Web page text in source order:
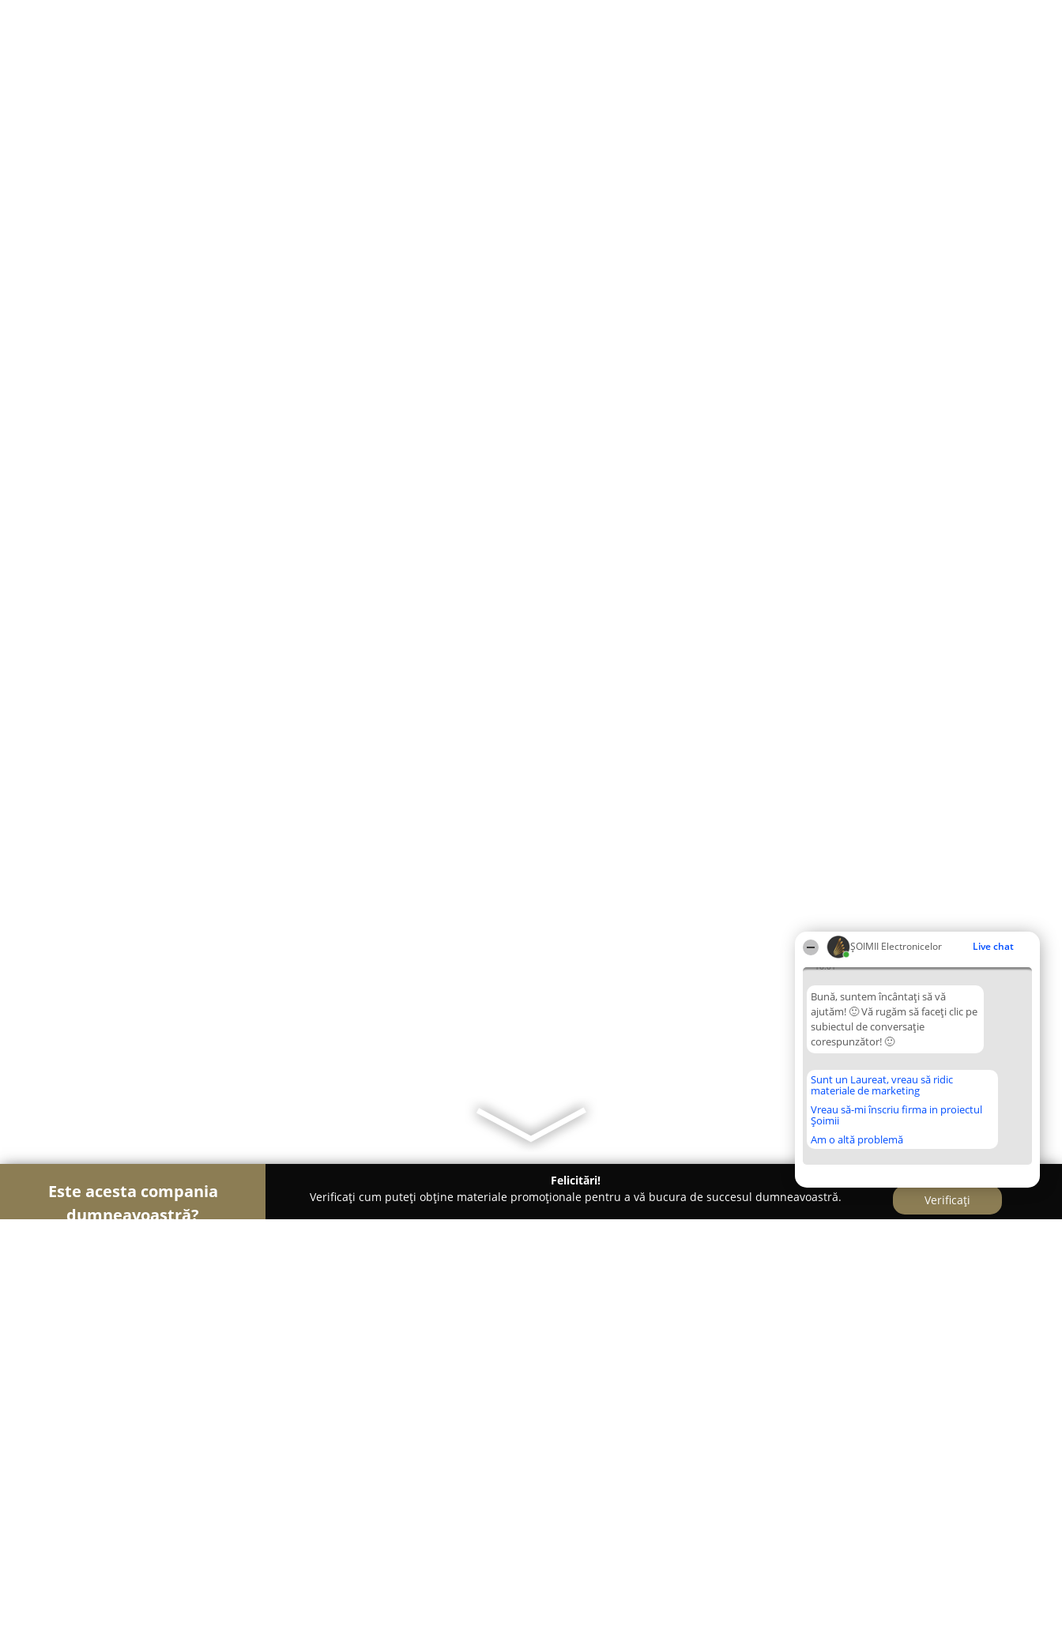
ȘOIMII Electronicelor Live chat
16:01
Bună, suntem încântați să vă
ajutăm! 🙂 Vă rugăm să faceți clic pe
subiectul de conversație
corespunzător! 🙂
Sunt un Laureat, vreau să ridic
materiale de marketing
Vreau să-mi înscriu firma in proiectul
Șoimii
Am o altă problemă
Este acesta compania
dumneavoastră?
Felicitări!
Verificați cum puteți obține materiale promoționale pentru a vă bucura de succesul dumneavoastră.
Verificați